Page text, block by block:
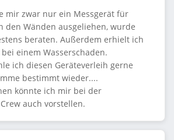
mir zwar nur ein Messgerät für
den Wänden ausgeliehen, wurde
beraten. Außerdem erhielt ich
einem Wasserschaden.
ich diesen Geräteverleih gerne
bestimmt wieder....
könnte ich mir bei der
auch vorstellen.